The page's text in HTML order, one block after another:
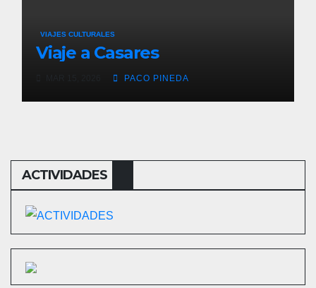
VIAJES CULTURALES
Viaje a Casares
PACO PINEDA
ACTIVIDADES